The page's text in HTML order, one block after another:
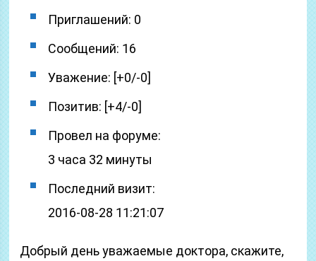
Приглашений: 0
Сообщений: 16
Уважение: [+0/-0]
Позитив: [+4/-0]
Провел на форуме:
3 часа 32 минуты
Последний визит:
2016-08-28 11:21:07
Добрый день уважаемые доктора, скажите,